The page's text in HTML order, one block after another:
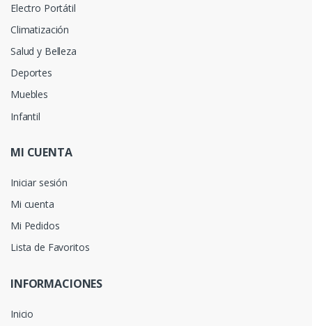
Electro Portátil
Climatización
Salud y Belleza
Deportes
Muebles
Infantil
MI CUENTA
Iniciar sesión
Mi cuenta
Mi Pedidos
Lista de Favoritos
INFORMACIONES
Inicio